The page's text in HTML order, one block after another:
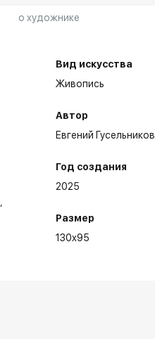
о художнике
Вид искусства
Живопись
Автор
Евгений Гусельников
Год создания
2025
Размер
130x95